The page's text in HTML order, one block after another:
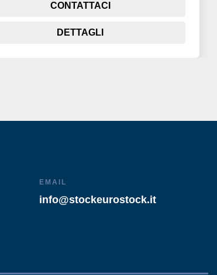
CONTATTACI
DETTAGLI
EMAIL
info@stockeurostock.it